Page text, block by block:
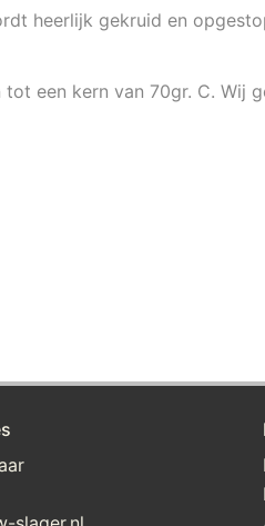
heerlijk gekruid en
een kern van 70gr. C. Wij